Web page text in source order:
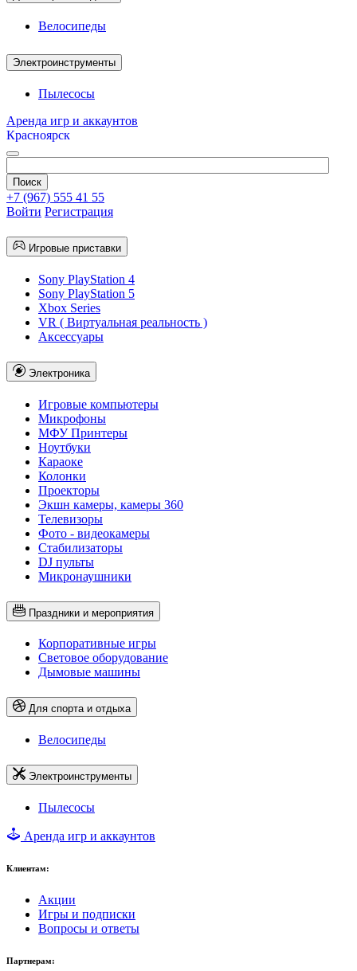
Велосипеды
Электроинструменты
Пылесосы
Аренда игр и аккаунтов
Красноярск
+7 (967) 555 41 55
Войти Регистрация
Игровые приставки
Sony PlayStation 4
Sony PlayStation 5
Xbox Series
VR ( Виртуальная реальность )
Аксессуары
Электроника
Игровые компьютеры
Микрофоны
МФУ Принтеры
Ноутбуки
Караоке
Колонки
Проекторы
Экшн камеры, камеры 360
Телевизоры
Фото - видеокамеры
Стабилизаторы
DJ пульты
Микронаушники
Праздники и мероприятия
Корпоративные игры
Световое оборудование
Дымовые машины
Для спорта и отдыха
Велосипеды
Электроинструменты
Пылесосы
Аренда игр и аккаунтов
Клиентам:
Акции
Игры и подписки
Вопросы и ответы
Партнерам: